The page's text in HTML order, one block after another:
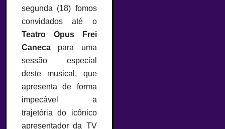
segunda (18) fomos
convidados até o
Teatro Opus Frei
Caneca para uma
sessão especial
deste musical, que
apresenta de forma
impecável a
trajetória do icônico
apresentador da TV